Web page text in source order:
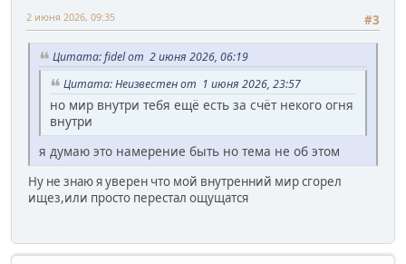
#3
2 июня 2026, 09:35
Цитата: fidel от 2 июня 2026, 06:19
Цитата: Неизвестен от 1 июня 2026, 23:57
но мир внутри тебя ещё есть за счёт некого огня
внутри
я думаю это намерение быть но тема не об этом
Ну не знаю я уверен что мой внутренний мир сгорел
ищез,или просто перестал ощущатся